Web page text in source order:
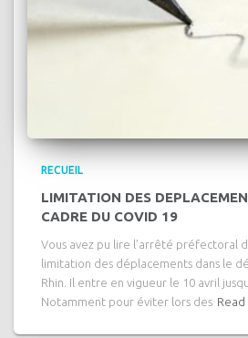
RECUEIL
LIMITATION DES
CADRE DU COVID 19
Vous avez pu lire l’arrêté préfectoral
limitation des déplacements dans le
Rhin. Il entre en vigueur le 10 avril
Notamment pour éviter lors des